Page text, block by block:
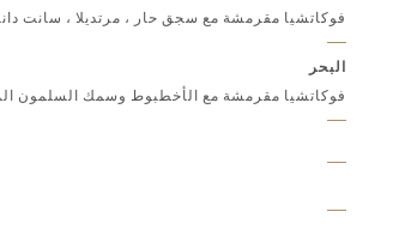
فوكاتشيا مقرمشة مع سجق حار ، مرتديلا ، سانت
البحر
فوكاتشيا مقرمشة مع الأخطبوط وسمك السلمون